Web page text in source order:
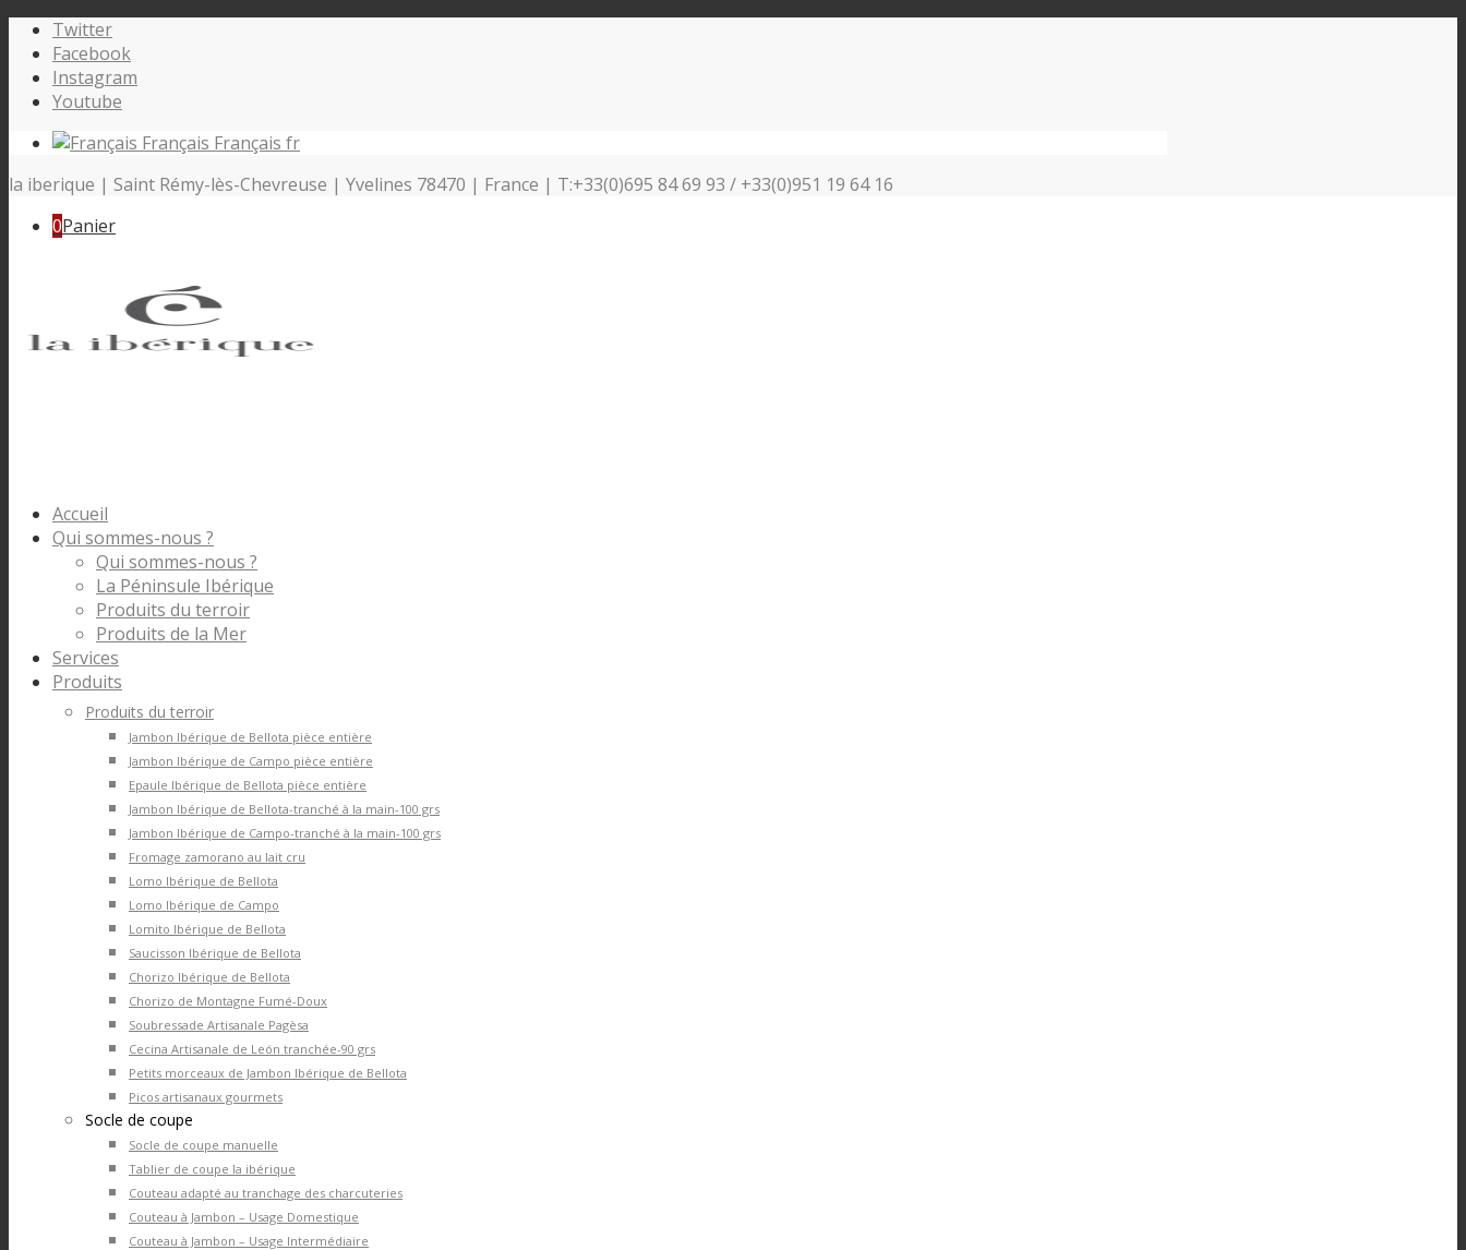
Twitter
Facebook
Instagram
Youtube
Français Français fr
la iberique | Saint Rémy-lès-Chevreuse | Yvelines 78470 | France | T:+33(0)695 84 69 93 / +33(0)951 19 64 16
0Panier
Accueil
Qui sommes-nous ?
Qui sommes-nous ?
La Péninsule Ibérique
Produits du terroir
Produits de la Mer
Services
Produits
Produits du terroir
Jambon Ibérique de Bellota pièce entière
Jambon Ibérique de Campo pièce entière
Epaule Ibérique de Bellota pièce entière
Jambon Ibérique de Bellota-tranché à la main-100 grs
Jambon Ibérique de Campo-tranché à la main-100 grs
Fromage zamorano au lait cru
Lomo Ibérique de Bellota
Lomo Ibérique de Campo
Lomito Ibérique de Bellota
Saucisson Ibérique de Bellota
Chorizo Ibérique de Bellota
Chorizo de Montagne Fumé-Doux
Soubressade Artisanale Pagèsa
Cecina Artisanale de León tranchée-90 grs
Petits morceaux de Jambon Ibérique de Bellota
Picos artisanaux gourmets
Socle de coupe
Socle de coupe manuelle
Tablier de coupe la ibérique
Couteau adapté au tranchage des charcuteries
Couteau à Jambon – Usage Domestique
Couteau à Jambon – Usage Intermédiaire